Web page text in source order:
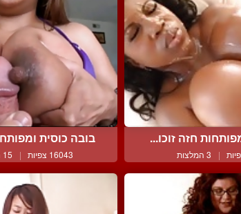
חזה זוכו...
| 3 המלצות
בובה כוסית
16043 צפיות | 15 המלצות